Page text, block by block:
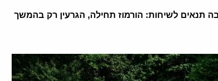
תנאים לשיחות: הורמוז תחילה, הגרעין רק בהמשך